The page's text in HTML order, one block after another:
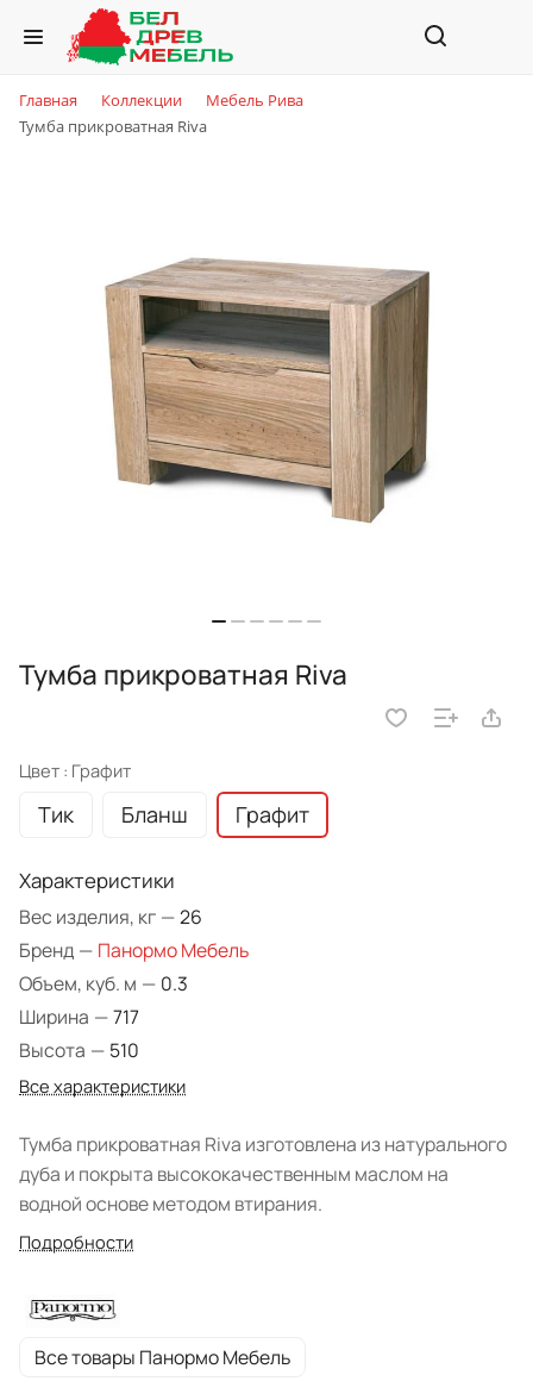
Главная Коллекции
Мебель Рива
Тумба прикроватная Riva
Тумба прикроватная Riva
Цвет : Графит
Тик Бланш Графит
Характеристики
Вес изделия, кг —26
Бренд — Панормо Мебель
Объем, куб. м — 0.3
Ширина —717
Высота — 510
Все характеристики
Тумба прикроватная Riva изготовлена из натурального
дуба и покрыта высококачественным маслом на
водной основе методом втирания.
Подробности
Все товары Панормо Мебель